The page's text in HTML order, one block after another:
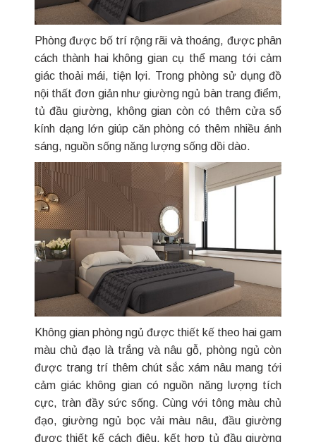
Phòng được bố trí rộng rãi và thoáng, được phân
cách thành hai không gian cụ thể mang tới cảm
giác thoải mái, tiện lợi. Trong phòng sử dụng đồ
nội thất đơn giản như giường ngủ bàn trang điểm,
tủ đầu giường, không gian còn có thêm cửa sổ
kính dạng lớn giúp căn phòng có thêm nhiều ánh
sáng, nguồn sống năng lượng sống dồi dào.
Không gian phòng ngủ được thiết kế theo hai gam
màu chủ đạo là trắng và nâu gỗ, phòng ngủ còn
được trang trí thêm chút sắc xám nâu mang tới
cảm giác không gian có nguồn năng lượng tích
cực, tràn đầy sức sống. Cùng với tông màu chủ
đạo, giường ngủ bọc vải màu nâu, đầu giường
được thiết kế cách điệu, kết hợp tủ đầu giường